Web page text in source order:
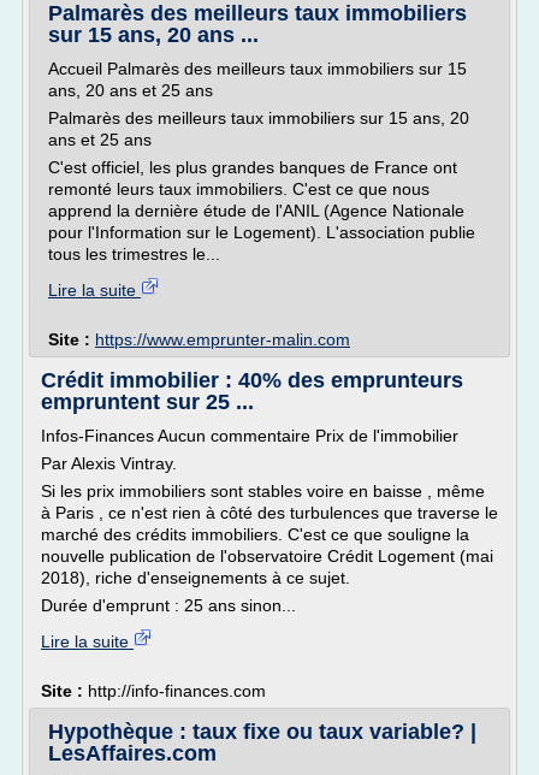
Palmarès des meilleurs taux immobiliers
sur 15 ans, 20 ans ...
Accueil Palmarès des meilleurs taux immobiliers sur 15
ans, 20 ans et 25 ans
Palmarès des meilleurs taux immobiliers sur 15 ans, 20
ans et 25 ans
C'est officiel, les plus grandes banques de France ont
remonté leurs taux immobiliers. C'est ce que nous
apprend la dernière étude de l'ANIL (Agence Nationale
pour l'Information sur le Logement). L'association publie
tous les trimestres le...
Lire la suite
Site : https://www.emprunter-malin.com
Crédit immobilier : 40% des emprunteurs
empruntent sur 25 ...
Infos-Finances Aucun commentaire Prix de l'immobilier
Par Alexis Vintray.
Si les prix immobiliers sont stables voire en baisse , même
à Paris , ce n'est rien à côté des turbulences que traverse le
marché des crédits immobiliers. C'est ce que souligne la
nouvelle publication de l'observatoire Crédit Logement (mai
2018), riche d'enseignements à ce sujet.
Durée d'emprunt : 25 ans sinon...
Lire la suite
Site : http://info-finances.com
Hypothèque : taux fixe ou taux variable? |
LesAffaires.com